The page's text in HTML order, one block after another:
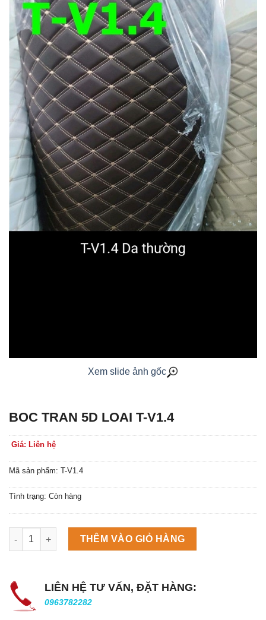
Xem slide ảnh gốc
BOC TRAN 5D LOAI T-V1.4
Giá: Liên hệ
Mã sản phẩm: T-V1.4
Tình trạng: Còn hàng
Máy làm đá viên Scotsman NW458AS số lượng
THÊM VÀO GIỎ HÀNG
LIÊN HỆ TƯ VẤN, ĐẶT HÀNG:
0963782282